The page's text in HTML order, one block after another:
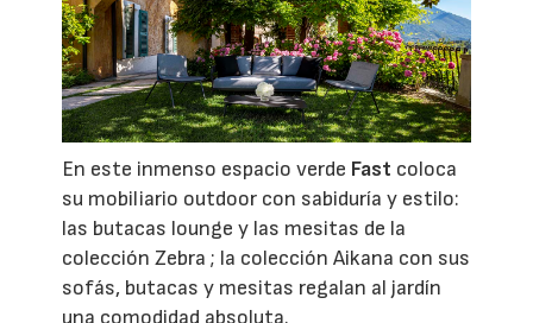
En este inmenso espacio verde Fast coloca
su mobiliario outdoor con sabiduría y estilo:
las butacas lounge y las mesitas de la
colección Zebra ; la colección Aikana con sus
sofás, butacas y mesitas regalan al jardín
una comodidad absoluta.